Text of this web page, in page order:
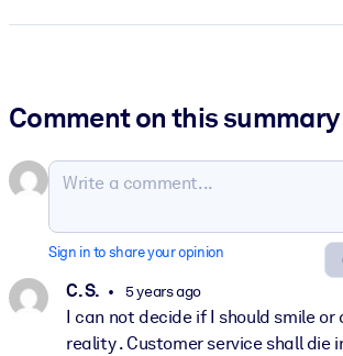
Comment on this summary
Sign in to share your opinion
C. S. 5 years ago
I can not decide if I should smile or
reality . Customer service shall die